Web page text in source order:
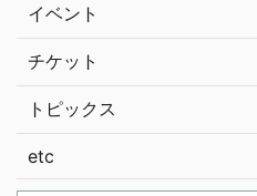
イベント
チケット
トピックス
etc